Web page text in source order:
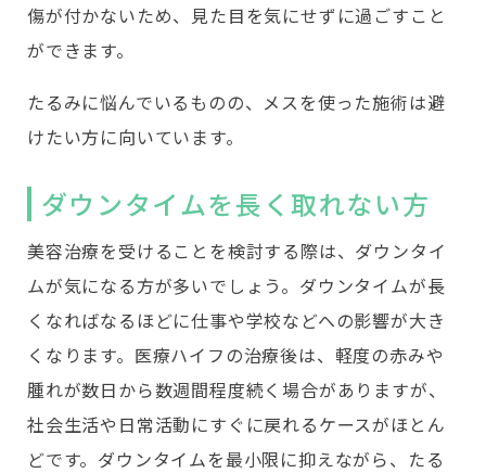
傷が付かないため、見た目を気にせずに過ごすこと
ができます。
たるみに悩んでいるものの、メスを使った施術は避
けたい方に向いています。
ダウンタイムを長く取れない方
美容治療を受けることを検討する際は、ダウンタイ
ムが気になる方が多いでしょう。ダウンタイムが長
くなればなるほどに仕事や学校などへの影響が大き
くなります。医療ハイフの治療後は、軽度の赤みや
腫れが数日から数週間程度続く場合がありますが、
社会生活や日常活動にすぐに戻れるケースがほとん
どです。ダウンタイムを最小限に抑えながら、たる